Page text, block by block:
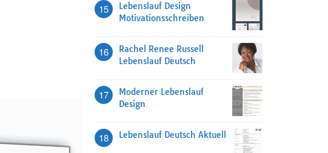
15
Lebenslauf Design
Motivationsschreiben
16
Rachel Renee Russell
Lebenslauf Deutsch
17
Moderner Lebenslauf
Design
18 Lebenslauf Deutsch Aktuell